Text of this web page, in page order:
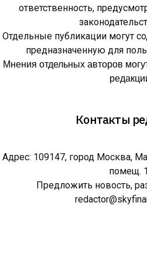
ответственность,
Отдельные публикации могут
предназначенную для
Мнения отдельных авторов
Контакты
Адрес: 109147, город Москва,
помещ.
Предложить новость,